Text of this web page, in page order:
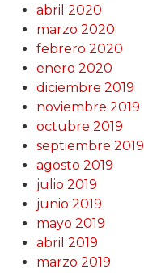
abril 2020
marzo 2020
febrero 2020
enero 2020
diciembre 2019
noviembre 2019
octubre 2019
septiembre 2019
agosto 2019
julio 2019
junio 2019
mayo 2019
abril 2019
marzo 2019